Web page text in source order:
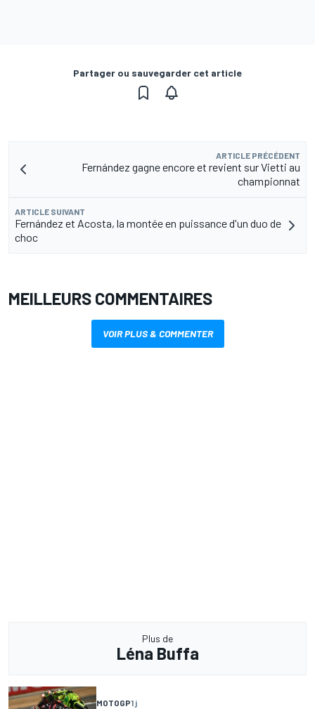
Partager ou sauvegarder cet article
ARTICLE PRÉCÉDENT
Fernández gagne encore et revient sur Vietti au
championnat
ARTICLE SUIVANT
Fernández et Acosta, la montée en puissance d'un duo de
choc
MEILLEURS COMMENTAIRES
VOIR PLUS & COMMENTER
Plus de
Léna Buffa
MOTOGP1 j